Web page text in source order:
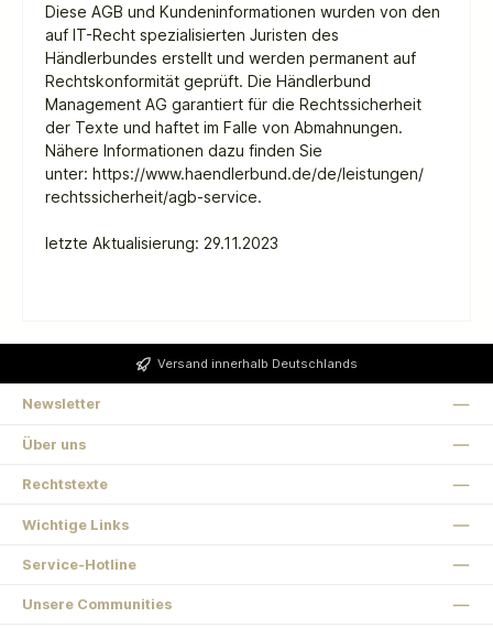
Diese AGB und Kundeninformationen wurden von den
auf IT-Recht spezialisierten Juristen des
Händlerbundes erstellt und werden permanent auf
Rechtskonformität geprüft. Die Händlerbund
Management AG garantiert für die Rechtssicherheit
der Texte und haftet im Falle von Abmahnungen.
Nähere Informationen dazu finden Sie
unter: https://www.haendlerbund.de/de/leistungen/
rechtssicherheit/agb-service.
letzte Aktualisierung: 29.11.2023
Versand innerhalb Deutschlands
Newsletter
Über uns
Rechtstexte
Wichtige Links
Service-Hotline
Unsere Communities